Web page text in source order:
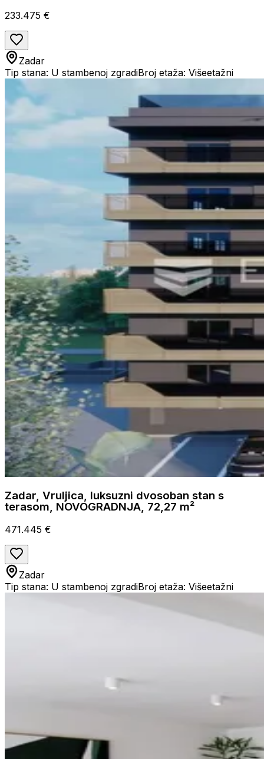
233.475 €
Zadar
Tip stana: U stambenoj zgradiBroj etaža: Višeetažni
Zadar, Vruljica, luksuzni dvosoban stan s
terasom, NOVOGRADNJA, 72,27 m²
471.445 €
Zadar
Tip stana: U stambenoj zgradiBroj etaža: Višeetažni